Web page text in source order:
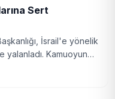
Sert
İsrail'e yönelik
yalanladı. Kamuoyunda